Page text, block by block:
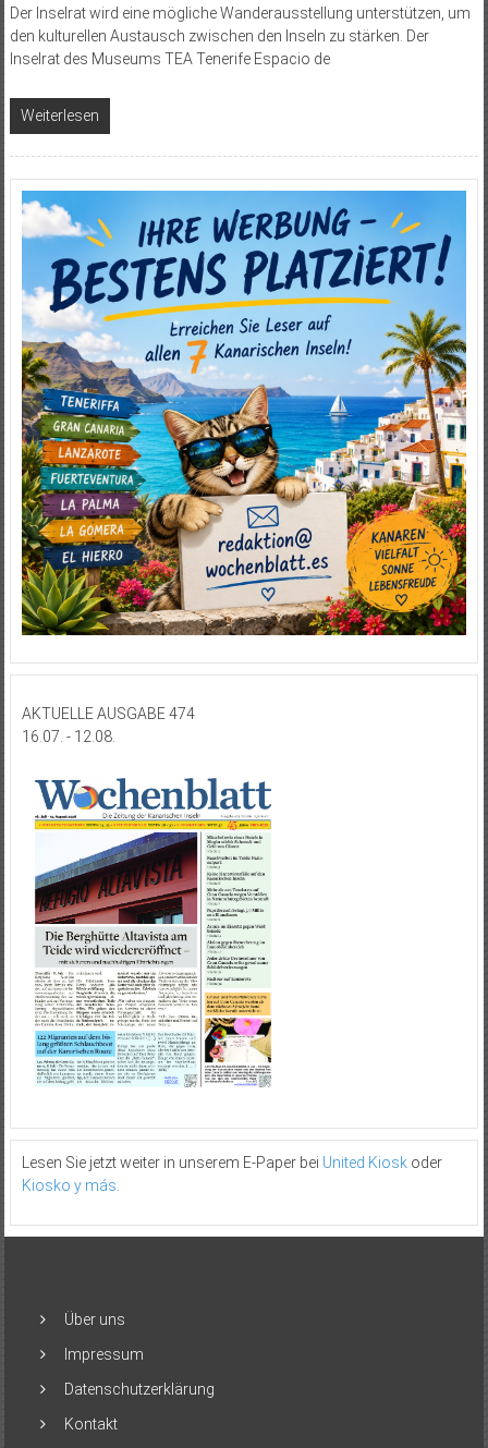
Der Inselrat wird eine mögliche Wanderausstellung unterstützen, um
den kulturellen Austausch zwischen den Inseln zu stärken. Der
Inselrat des Museums TEA Tenerife Espacio de
Weiterlesen
AKTUELLE AUSGABE 474
16.07. - 12.08.
Lesen Sie jetzt weiter in unserem E-Paper bei United Kioskoder
Kiosko y más
Über uns
Impressum
Datenschutzerklärung
Kontakt